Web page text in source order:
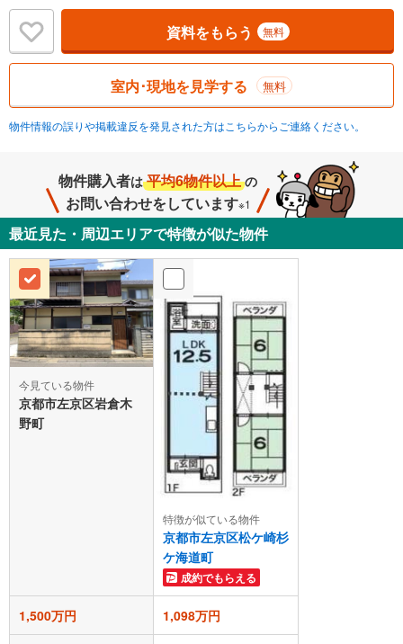
資料をもらう 無料
室内･現地を見学する 無料
物件情報の誤りや掲載違反を発見された方はこちらからご連絡ください。
物件購入者は 平均6物件以上 の
お問い合わせをしています※1
最近見た・周辺エリアで特徴が似た物件
今見ている物件
京都市左京区岩倉木
野町
特徴が似ている物件
京都市左京区松ケ崎杉
ケ海道町
成約でもらえる
1,500万円 1,098万円